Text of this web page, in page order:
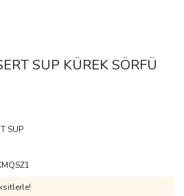
SUP KÜREK SÖRFÜ
SUP